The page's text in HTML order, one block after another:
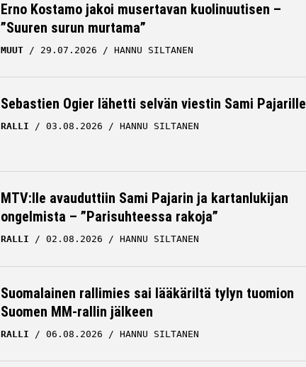
Erno Kostamo jakoi musertavan kuolinuutisen –
”Suuren surun murtama”
MUUT 29.07.2026 HANNU SILTANEN
Sebastien Ogier lähetti selvän viestin Sami Pajarille
RALLI 03.08.2026 HANNU SILTANEN
MTV:lle avauduttiin Sami Pajarin ja kartanlukijan
ongelmista – ”Parisuhteessa rakoja”
RALLI 02.08.2026 HANNU SILTANEN
Suomalainen rallimies sai lääkäriltä tylyn tuomion
Suomen MM-rallin jälkeen
RALLI 06.08.2026 HANNU SILTANEN